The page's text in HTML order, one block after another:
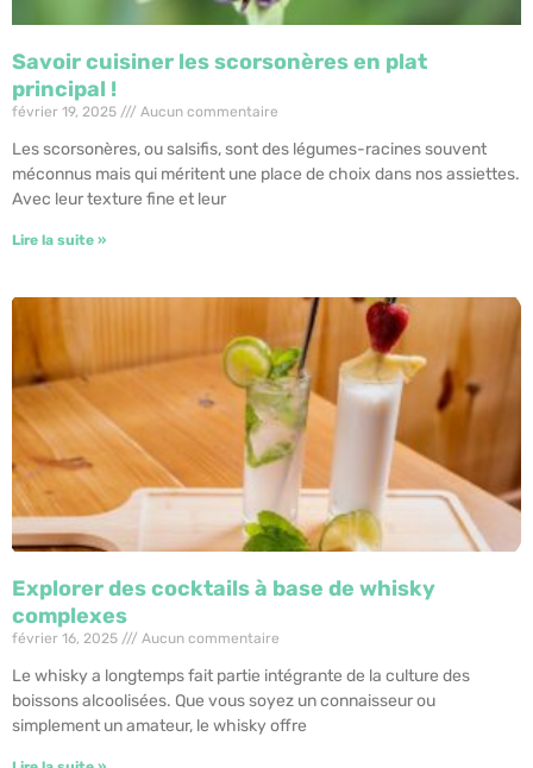
Savoir cuisiner les scorsonères en plat
principal !
février 19, 2025 Aucun commentaire
Les scorsonères, ou salsifis, sont des légumes-racines souvent
méconnus mais qui méritent une place de choix dans nos assiettes.
Avec leur texture fine et leur
Lire la suite »
Explorer des cocktails à base de whisky
complexes
février 16, 2025 Aucun commentaire
Le whisky a longtemps fait partie intégrante de la culture des
boissons alcoolisées. Que vous soyez un connaisseur ou
simplement un amateur, le whisky offre